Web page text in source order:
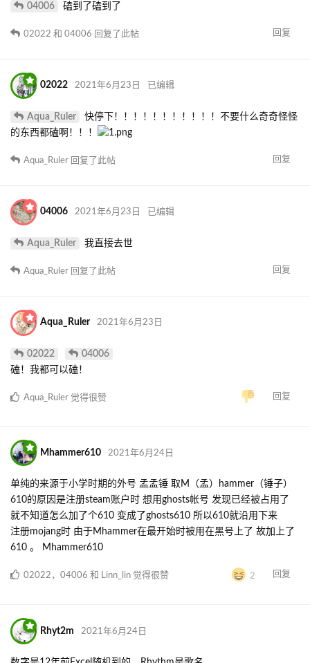
04006 磕到了磕到了
回复
02022 和 04006 回复了此帖
02022 2021年6月23日 已编辑
Aqua_Ruler
快停下！！！！！！！！！！！不要什么奇奇怪怪
的东西都磕啊！！！
回复
Aqua_Ruler 回复了此帖
04006 2021年6月23日 已编辑
Aqua_Ruler 我直接去世
回复
Aqua_Ruler 回复了此帖
Aqua_Ruler 2021年6月23日
02022
04006
磕！我都可以磕！
回复
Aqua_Ruler 觉得很赞
Mhammer610 2021年6月24日
单纯的来源于小学时期的外号 孟孟锤 取M（孟）hammer（锤子）
610的原因是注册steam账户时 想用ghosts帐号 发现已经被占用了
就不知道怎么加了个610 变成了ghosts610 所以610就沿用下来
注册mojang时 由于Mhammer在最开始时被用在黑号上了 故加上了
610 。 Mhammer610
2 回复
02022 ， 04006 和 Linn_lin 觉得很赞
Rhyt2m 2021年6月24日